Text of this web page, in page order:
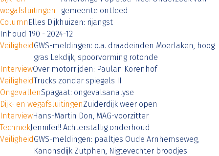
wegafsluitingen
gemeente ontleed
Column Elles Dijkhuizen: rijangst
Inhoud 190 - 2024-12
VeiligheidGWS-meldingen: o.a. draadeinden Moerlaken, hoog
gras Lekdijk, spoorvorming rotonde
InterviewOver motorrijden: Paulan Korenhof
VeiligheidTrucks zonder spiegels II
OngevallenSpagaat: ongevalsanalyse
Dijk- en wegafsluitingenZuiderdijk weer open
InterviewHans-Martin Don, MAG-voorzitter
TechniekJennifer!! Achterstallig onderhoud
VeiligheidGWS-meldingen: paaltjes Oude Arnhemseweg,
Kanonsdijk Zutphen, Nigtevechter broodjes